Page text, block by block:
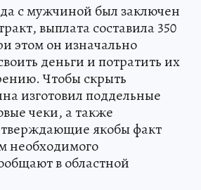
с мужчиной был заключен
выплата составила 350
этом он изначально
деньги и потратить их
Чтобы скрыть
изготовил поддельные
чеки, а также
якобы факт
необходимого
в областной